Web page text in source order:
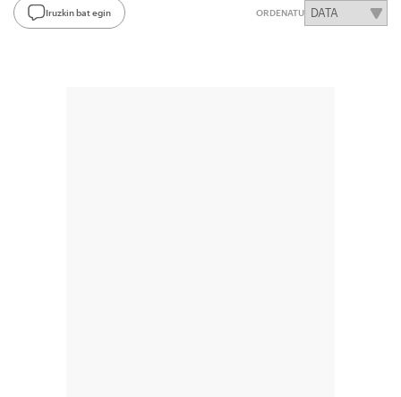
Iruzkin bat egin ORDENATU